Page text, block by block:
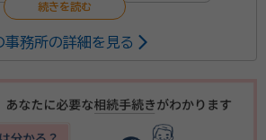
つや）
行政書士・申請取次行政書士・特定行
事務所の詳細を見る